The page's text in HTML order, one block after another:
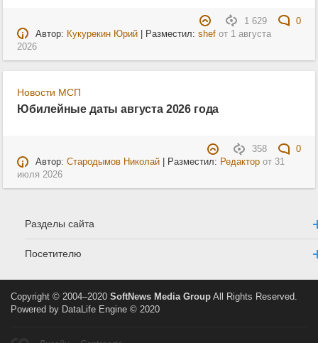
1 629
0
Автор: Кукурекин Юрий| Разместил: shefот 1 августа
2026
Новости МСП
Юбилейные даты августа 2026 года
358
0
Автор: Стародымов Николай| Разместил: Редакторот 31
июля 2026
Разделы сайта
Посетителю
Copyright © 2004–2020 SoftNews Media Group All Rights Reserved.
Powered by DataLife Engine © 2020